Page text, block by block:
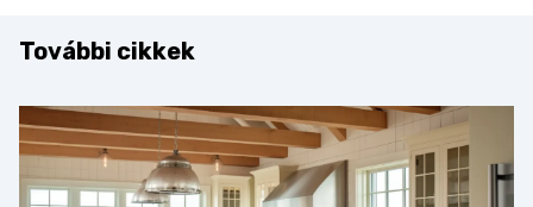
További cikkek